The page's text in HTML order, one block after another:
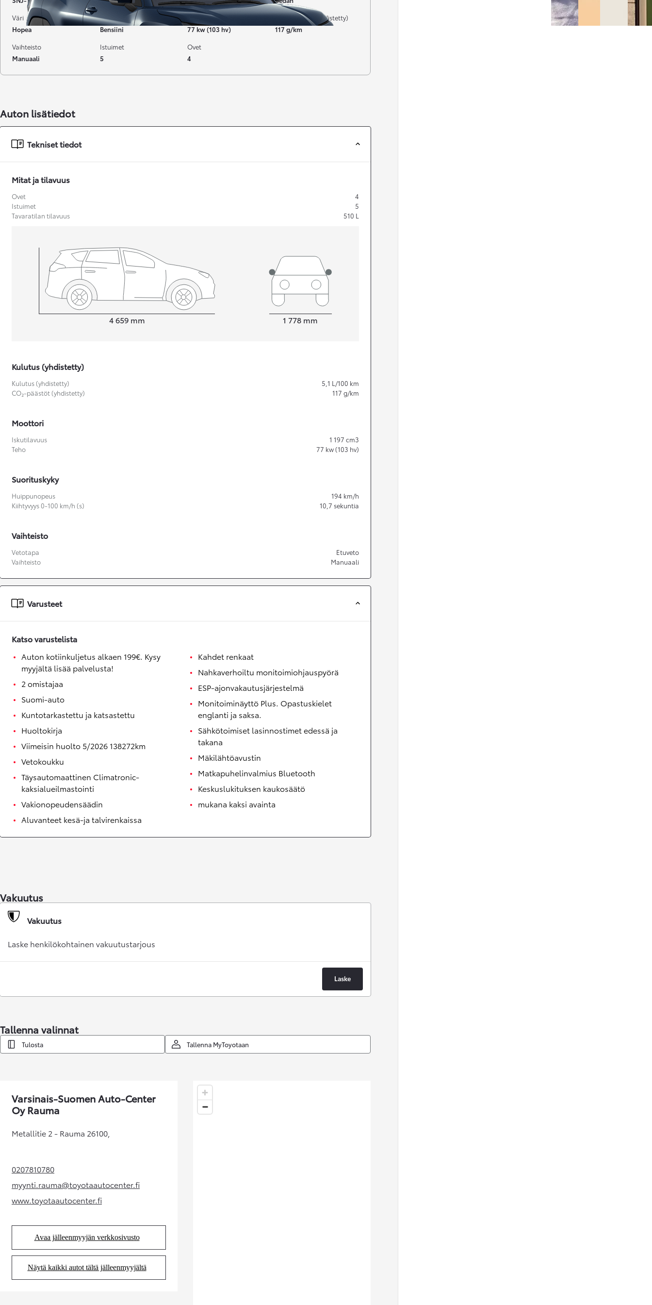
Alkaen
Tulossa pian
Alkaen
RAV4
LADATTAVA HYBRIDI
Väri
Hopea
Käyttövoima
Bensiini
77 kw (103 hv)
CO₂-päästöt (yhdistetty)
117 g/km
Vaihteisto
Manuaali
Istuimet
5
Ovet
4
Auton lisätiedot
Tekniset tiedot
Mitat ja tilavuus
Ovet
4
Istuimet
5
Tavaratilan tilavuus
510 L
Pituus
4 659 mm Leveys
1 778 mm
Kulutus (yhdistetty)
Kulutus (yhdistetty) 5,1 L/100 km
CO₂-päästöt (yhdistetty)
117 g/km
Moottori
Iskutilavuus 1 197 cm3
Teho
77 kw (103 hv)
Suorituskyky
Huippunopeus 194 km/h
Kiihtyvyys 0-100 km/h (s)
10,7 sekuntia
Vaihteisto
Vetotapa
Etuveto
Vaihteisto
Manuaali
Varusteet
Katso varustelista
Auton kotiinkuljetus alkaen 199€. Kysy
myyjältä lisää palvelusta!
2 omistajaa
Suomi-auto
Kuntotarkastettu ja katsastettu
Huoltokirja
Viimeisin huolto 5/2026 138272km
Vetokoukku
Täysautomaattinen Climatronic-
kaksialueilmastointi
Vakionopeudensäädin
Aluvanteet kesä-ja talvirenkaissa
Kahdet renkaat
Nahkaverhoiltu monitoimiohjauspyörä
ESP-ajonvakautusjärjestelmä
Monitoiminäyttö Plus. Opastuskielet
englanti ja saksa.
Sähkötoimiset lasinnostimet edessä ja
takana
Mäkilähtöavustin
Matkapuhelinvalmius Bluetooth
Keskuslukituksen kaukosäätö
mukana kaksi avainta
Vakuutus
Vakuutus
Laske henkilökohtainen vakuutustarjous
Laske
Tallenna valinnat
Tulosta Tallenna MyToyotaan
Varsinais-Suomen Auto-Center
Oy Rauma
Metallitie 2 - Rauma 26100,
0207810780(Aukeaa uudessa välilehdessä)
myynti.rauma@toyotaautocenter.fi
(Aukeaa uudessa välilehdessä)
www.toyotaautocenter.fi(Aukeaa uudessa välilehdessä)
Avaa jälleenmyyjän verkkosivusto
(Aukeaa uudessa välilehdessä)
Näytä kaikki autot tältä jälleenmyyjältä
(Aukeaa uudessa välilehdessä)